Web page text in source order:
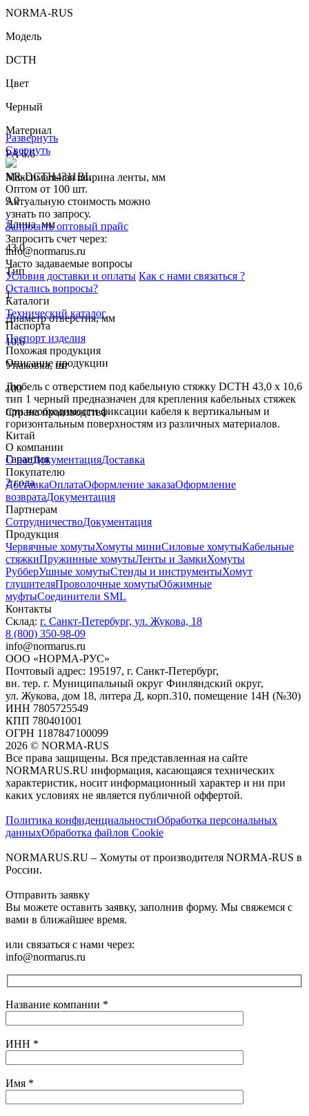
NORMA-RUS
Модель
DCTH
Цвет
Черный
Материал
PA 6.6
Максимальная ширина ленты, мм
9.0
Длина, мм
43.0
Тип
1
Диаметр отверстия, мм
10.6
Упаковка, шт
100
Страна производства
Китай
Гарантия
2 года
Развернуть
Свернуть
NR-DCTH4311BL
Оптом от 100 шт.
Актуальную стоимость можно
узнать по запросу.
Запросить оптовый прайс
Запросить счет через:
info@normarus.ru
Часто задаваемые вопросы
Условия доставки и оплаты Как с нами связаться ?
Остались вопросы?
Каталоги
Технический каталог
Паспорта
Паспорт изделия
Похожая продукция
Описание продукции
Дюбель с отверстием под кабельную стяжку DCTH 43,0 x 10,6
тип 1 черный предназначен для крепления кабельных стяжек
при необходимости фиксации кабеля к вертикальным и
горизонтальным поверхностям из различных материалов.
О компании
О насДокументацияДоставка
Покупателю
ДоставкаОплатаОформление заказаОформление
возвратаДокументация
Партнерам
СотрудничествоДокументация
Продукция
Червячные хомутыХомуты миниСиловые хомутыКабельные
стяжкиПружинные хомутыЛенты и ЗамкиХомуты
РубберУшные хомутыСтенды и инструментыХомут
глушителяПроволочные хомутыОбжимные
муфтыСоединители SML
Контакты
Склад: г. Санкт-Петербург, ул. Жукова, 18
8 (800) 350-98-09
info@normarus.ru
ООО «НОРМА-РУС»
Почтовый адрес: 195197, г. Санкт-Петербург,
вн. тер. г. Муниципальный округ Финляндский округ,
ул. Жукова, дом 18, литера Д, корп.310, помещение 14Н (№30)
ИНН 7805725549
КПП 780401001
ОГРН 1187847100099
2026 © NORMA-RUS
Все права защищены. Вся представленная на сайте
NORMARUS.RU информация, касающаяся технических
характеристик, носит информационный характер и ни при
каких условиях не является публичной оффертой.‍
Политика конфиденциальностиОбработка персональных
данныхОбработка файлов Cookie
NORMARUS.RU – Хомуты от производителя NORMA-RUS в
России.
Отправить заявку
Вы можете оставить заявку, заполнив форму. Мы свяжемся с
вами в ближайшее время.
или связаться с нами через:
info@normarus.ru
Название компании *
ИНН *
Имя *